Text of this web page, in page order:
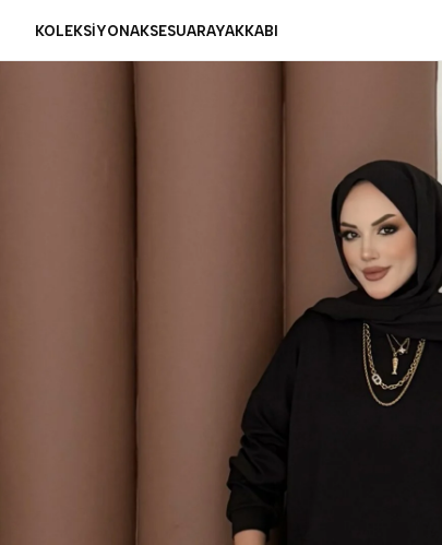
KOLEKSİYONAKSESUARAYAKKABI